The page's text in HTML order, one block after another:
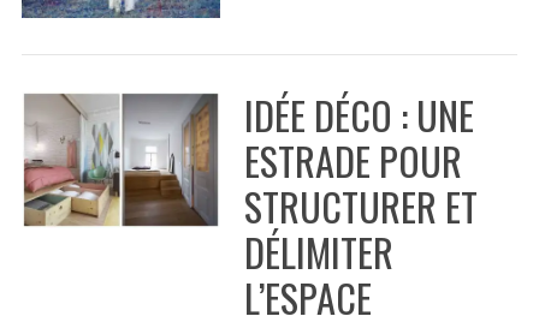
IDÉE DÉCO : UNE
ESTRADE POUR
STRUCTURER ET
DÉLIMITER
L’ESPACE
h
r
: